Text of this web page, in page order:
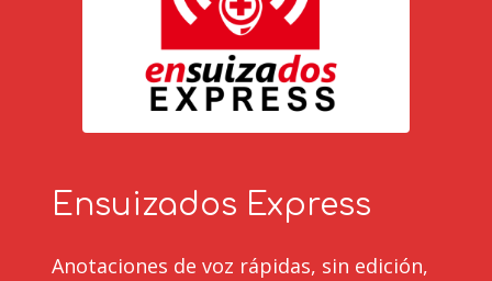
Ensuizados Express
Anotaciones de voz rápidas, sin edición,